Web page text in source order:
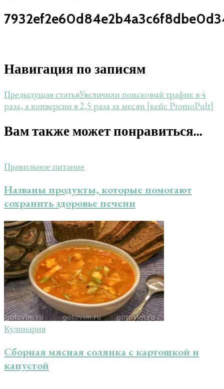
Навигация по записям
Предыдущая статьяУвеличили поисковый трафик в 4
раза, а конверсии в 2,5 раза за месяц [кейс PromoPult]
Вам также может понравиться...
Правильное питание
Названы продукты, которые помогают
сохранить здоровье печени
Кулинария
Сборная мясная солянка с картошкой и
капустой